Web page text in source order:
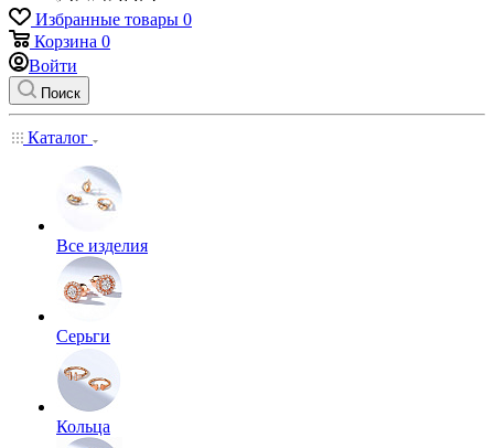
Избранные товары 0
Корзина 0
Войти
Поиск
Каталог
Все изделия
Серьги
Кольца